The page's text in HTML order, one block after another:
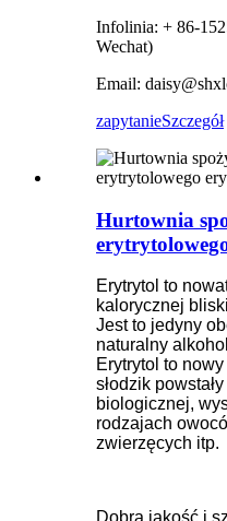
Infolinia: + 86-
Wechat)
Email:
zapytanieSzczegół
Hurtownia
Erytrytol to
kalorycznej
Jest to jedyny
naturalny
Erytrytol to
słodzik
biologicznej,
rodzajach
zwierzęcych itp.